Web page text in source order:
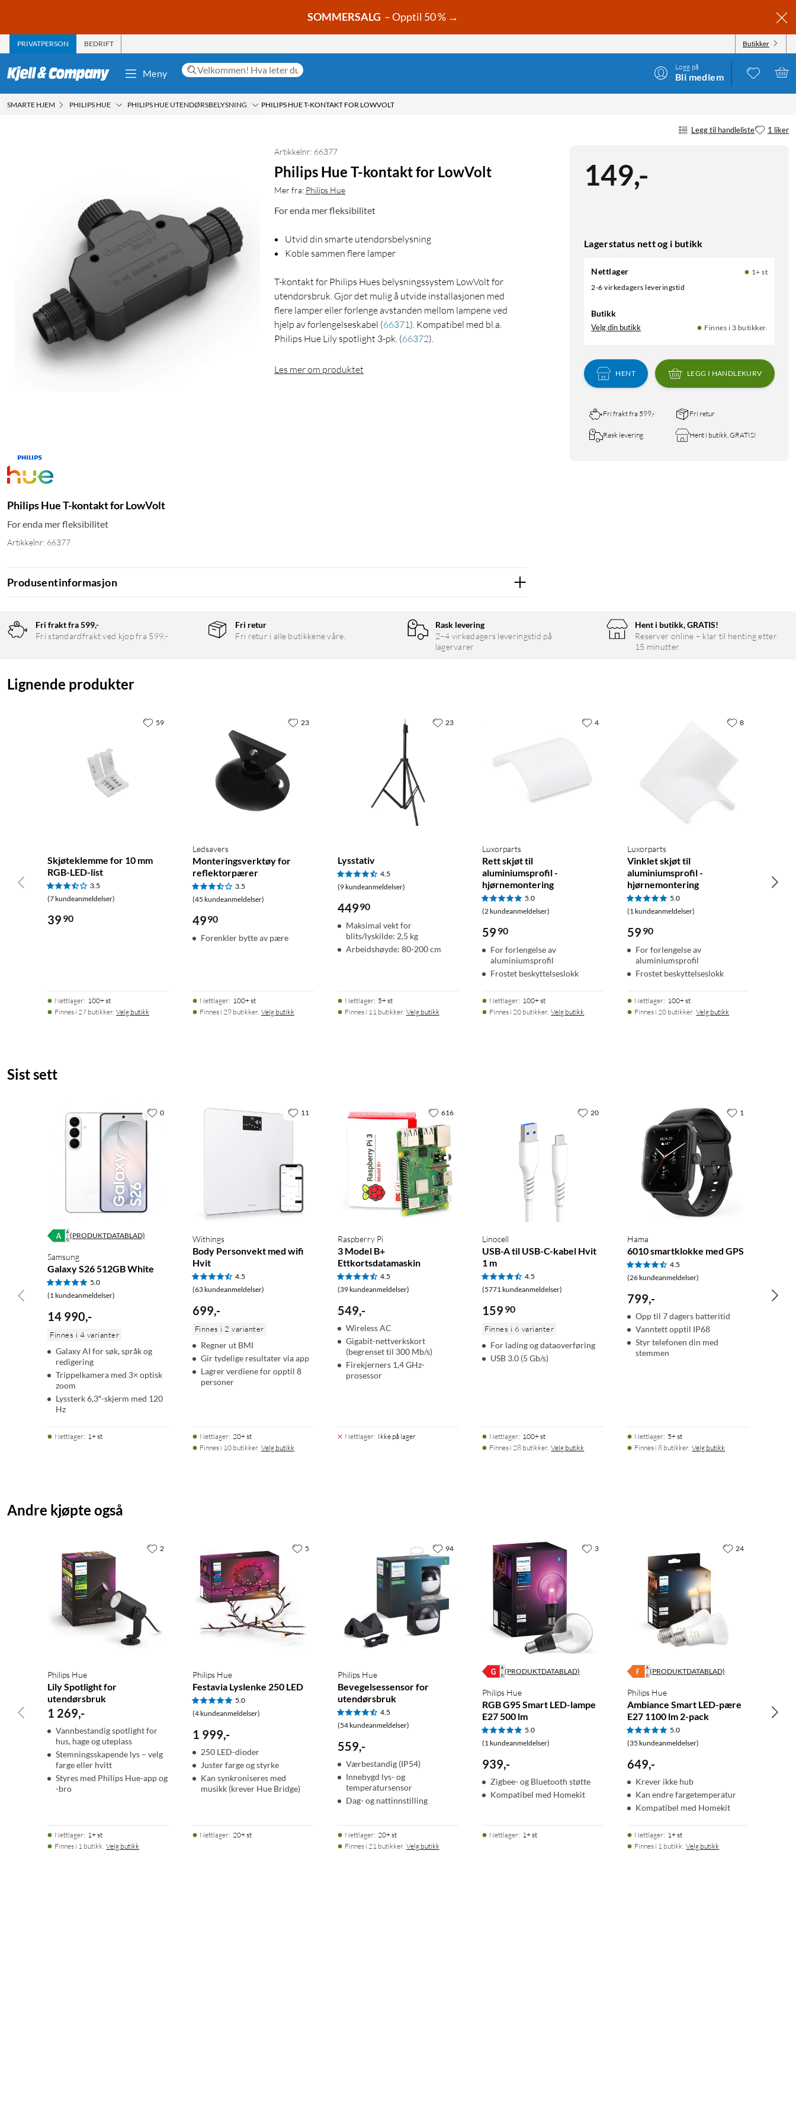
SOMMERSALG – Opptil 50 % →
PRIVATPERSON BEDRIFT Butikker
Meny
Logg på
Bli medlem
SMARTE HJEM PHILIPS HUE PHILIPS HUE UTENDØRSBELYSNING PHILIPS HUE T-KONTAKT FOR LOWVOLT
Legg til handleliste 1 liker
149,-
Lagerstatus nett og i butikk
Nettlager
1+ st
2-6 virkedagers leveringstid
Butikk
Velg din butikk Finnes i 3 butikker.
HENT LEGG I HANDLEKURV
Fri frakt fra 599,- Fri retur
Rask levering Hent i butikk, GRATIS!
Artikkelnr: 66377
Philips Hue T-kontakt for LowVolt
Mer fra: Philips Hue
For enda mer fleksibilitet
Utvid din smarte utendørsbelysning
Koble sammen flere lamper
T-kontakt for Philips Hues belysningssystem LowVolt for
utendørsbruk. Gjør det mulig å utvide installasjonen med
flere lamper eller forlenge avstanden mellom lampene ved
hjelp av forlengelseskabel (66371). Kompatibel med bl.a.
Philips Hue Lily spotlight 3-pk. (66372).
Les mer om produktet
Philips Hue T-kontakt for LowVolt
For enda mer fleksibilitet
Artikkelnr: 66377
Produsentinformasjon
Fri frakt fra 599,-
Fri standardfrakt ved kjøp fra 599,-
Fri retur
Fri retur i alle butikkene våre.
Rask levering
2–4 virkedagers leveringstid på
lagervarer
Hent i butikk, GRATIS!
Reserver online – klar til henting etter
15 minutter
Lignende produkter
Skjøteklemme for 10 mm
RGB-LED-list
3.5
(7 kundeanmeldelser)
39 90
Nettlager: 100+ st
Finnes i 27 butikker. Velg butikk
59
Ledsavers
Monteringsverktøy for
reflektorpærer
3.5
(45 kundeanmeldelser)
4990
Forenkler bytte av pære
Nettlager: 100+ st
Finnes i 29 butikker. Velg butikk
23
Lysstativ
4.5
(9 kundeanmeldelser)
44990
Maksimal vekt for
blits/lyskilde: 2,5 kg
Arbeidshøyde: 80-200 cm
Nettlager: 5+ st
Finnes i 11 butikker. Velg butikk
23
Luxorparts
Rett skjøt til
aluminiumsprofil -
hjørnemontering
5.0
(2 kundeanmeldelser)
59 90
For forlengelse av
aluminiumsprofil
Frostet beskyttelseslokk
Nettlager: 100+ st
Finnes i 20 butikker. Velg butikk
4
Luxorparts
Vinklet skjøt til
aluminiumsprofil -
hjørnemontering
5.0
(1 kundeanmeldelser)
59 90
For forlengelse av
aluminiumsprofil
Frostet beskyttelseslokk
Nettlager: 100+ st
Finnes i 20 butikker. Velg butikk
8
Sist sett
(PRODUKTDATABLAD)
Samsung
Galaxy S26 512GB White
5.0
(1 kundeanmeldelser)
14 990,-
Finnes i 4 varianter
Galaxy AI for søk, språk og
redigering
Trippelkamera med 3× optisk
zoom
Lyssterk 6,3″-skjerm med 120
Hz
Nettlager: 1+ st
0
Withings
Body Personvekt med wifi
Hvit
4.5
(63 kundeanmeldelser)
699,-
Finnes i 2 varianter
Regner ut BMI
Gir tydelige resultater via app
Lagrer verdiene for opptil 8
personer
Nettlager: 20+ st
Finnes i 10 butikker. Velg butikk
11
Raspberry Pi
3 Model B+
Ettkortsdatamaskin
4.5
(39 kundeanmeldelser)
549,-
Wireless AC
Gigabit-nettverkskort
(begrenset til 300 Mb/s)
Firekjerners 1,4 GHz-
prosessor
Nettlager: Ikke på lager
616
Linocell
USB-A til USB-C-kabel Hvit
1 m
4.5
(5771 kundeanmeldelser)
159 90
Finnes i 6 varianter
For lading og dataoverføring
USB 3.0 (5 Gb/s)
Nettlager: 100+ st
Finnes i 28 butikker. Velg butikk
20
Hama
6010 smartklokke med GPS
4.5
(26 kundeanmeldelser)
799,-
Opp til 7 dagers batteritid
Vanntett opptil IP68
Styr telefonen din med
stemmen
Nettlager: 5+ st
Finnes i 8 butikker. Velg butikk
1
Andre kjøpte også
Philips Hue
Lily Spotlight for
utendørsbruk
1 269,-
Vannbestandig spotlight for
hus, hage og uteplass
Stemningsskapende lys – velg
farge eller hvitt
Styres med Philips Hue-app og
-bro
Nettlager: 1+ st
Finnes i 1 butikk. Velg butikk
2
Philips Hue
Festavia Lyslenke 250 LED
5.0
(4 kundeanmeldelser)
1 999,-
250 LED-dioder
Juster farge og styrke
Kan synkroniseres med
musikk (krever Hue Bridge)
Nettlager: 20+ st
5
Philips Hue
Bevegelsessensor for
utendørsbruk
4.5
(54 kundeanmeldelser)
559,-
Værbestandig (IP54)
Innebygd lys- og
temperatursensor
Dag- og nattinnstilling
Nettlager: 20+ st
Finnes i 21 butikker. Velg butikk
94
(PRODUKTDATABLAD)
Philips Hue
RGB G95 Smart LED-lampe
E27 500 lm
5.0
(1 kundeanmeldelser)
939,-
Zigbee- og Bluetooth støtte
Kompatibel med Homekit
Nettlager: 1+ st
3
(PRODUKTDATABLAD)
Philips Hue
Ambiance Smart LED-pære
E27 1100 lm 2-pack
5.0
(35 kundeanmeldelser)
649,-
Krever ikke hub
Kan endre fargetemperatur
Kompatibel med Homekit
Nettlager: 1+ st
Finnes i 1 butikk. Velg butikk
24